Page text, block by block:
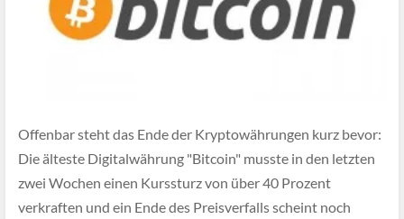
Offenbar steht das Ende der Kryptowährungen kurz bevor:
Die älteste Digitalwährung "Bitcoin" musste in den letzten
zwei Wochen einen Kurssturz von über 40 Prozent
verkraften und ein Ende des Preisverfalls scheint noch